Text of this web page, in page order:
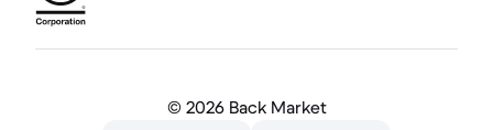
© 2026 Back Market